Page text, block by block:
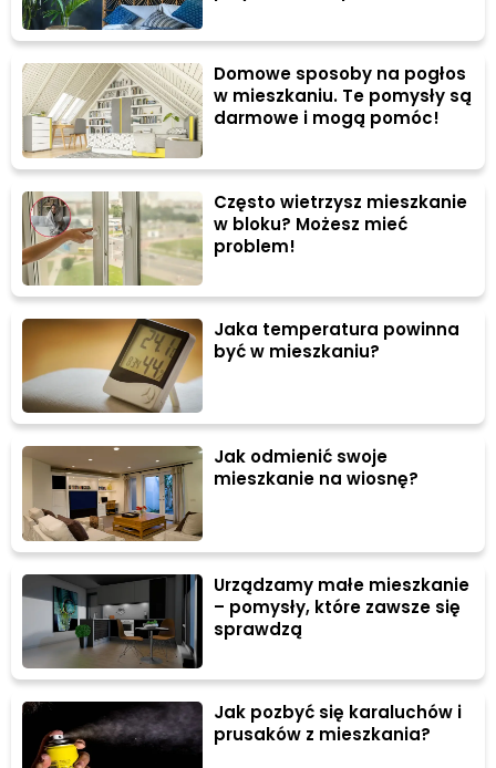
Domowe sposoby na pogłos
w mieszkaniu. Te pomysły są
darmowe i mogą pomóc!
Często wietrzysz mieszkanie
w bloku? Możesz mieć
problem!
Jaka temperatura powinna
być w mieszkaniu?
Jak odmienić swoje
mieszkanie na wiosnę?
Urządzamy małe mieszkanie
– pomysły, które zawsze się
sprawdzą
Jak pozbyć się karaluchów i
prusaków z mieszkania?